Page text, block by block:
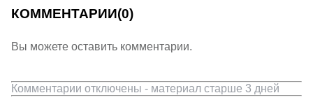
КОММЕНТАРИИ(0)
Вы можете оставить комментарии.
Комментарии отключены - материал старше 3 дней